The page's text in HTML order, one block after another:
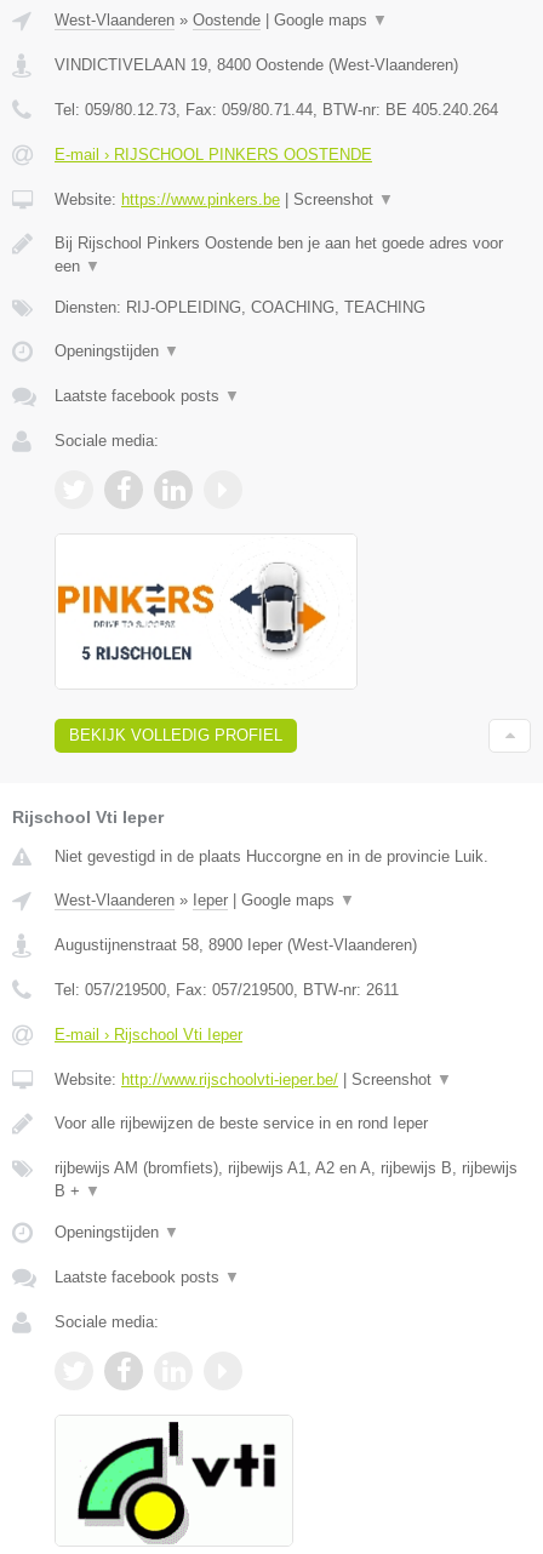
West-Vlaanderen » Oostende Google maps ▼
VINDICTIVELAAN 19, 8400 Oostende (West-Vlaanderen)
Tel: 059/80.12.73, Fax: 059/80.71.44, BTW-nr: BE 405.240.264
E-mail › RIJSCHOOL PINKERS OOSTENDE
Website: https://www.pinkers.be Screenshot ▼
Bij Rijschool Pinkers Oostende ben je aan het goede adres voor
een ▼
Diensten: RIJ-OPLEIDING, COACHING, TEACHING
Openingstijden ▼
Laatste facebook posts ▼
Sociale media:
BEKIJK VOLLEDIG PROFIEL
Rijschool Vti Ieper
Niet gevestigd in de plaats Huccorgne en in de provincie Luik.
West-Vlaanderen » Ieper Google maps ▼
Augustijnenstraat 58, 8900 Ieper (West-Vlaanderen)
Tel: 057/219500, Fax: 057/219500, BTW-nr: 2611
E-mail › Rijschool Vti Ieper
Website: http://www.rijschoolvti-ieper.be/ Screenshot ▼
Voor alle rijbewijzen de beste service in en rond Ieper
rijbewijs AM (bromfiets), rijbewijs A1, A2 en A, rijbewijs B, rijbewijs
B + ▼
Openingstijden ▼
Laatste facebook posts ▼
Sociale media: